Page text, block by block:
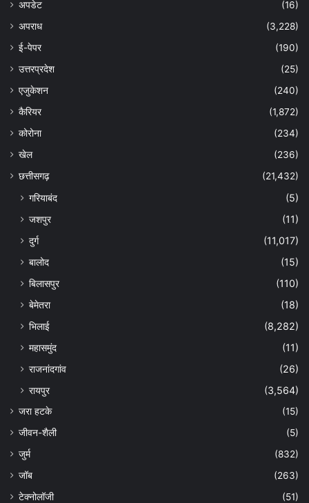
अपडेट
(16)
अपराध
(3,228)
ई-पेपर
(190)
उत्तरप्रदेश
(25)
एजुकेशन
(240)
कैरियर
(1,872)
कोरोना
(234)
खेल
(236)
छत्तीसगढ़
(21,432)
गरियाबंद
(5)
जशपुर
(11)
दुर्ग
(11,017)
बालोद
(15)
बिलासपुर
(110)
बेमेतरा
(18)
भिलाई
(8,282)
महासमुंद
(11)
राजनांदगांव
(26)
रायपुर
(3,564)
जरा हटके
(15)
जीवन-शैली
(5)
जुर्म
(832)
जॉब
(263)
टेक्नोलॉजी
(51)